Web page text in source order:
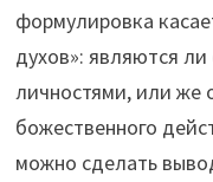
формулировка
духов»: являются ли
личностями, или же
божественного
можно сделать